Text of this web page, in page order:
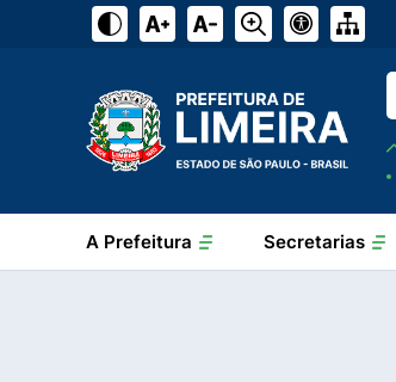
A Prefeitura Secretarias